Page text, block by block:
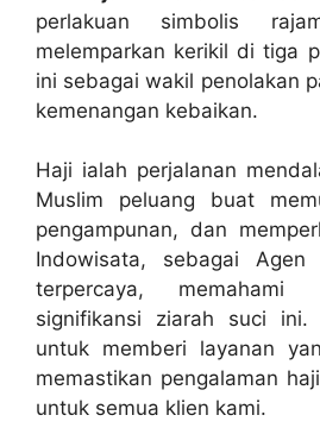
perlakuan simbolis
melemparkan kerikil di tiga
ini sebagai wakil penolakan
kemenangan kebaikan.
Haji ialah perjalanan
Muslim peluang buat
pengampunan, dan
Indowisata, sebagai
terpercaya, memahami
signifikansi ziarah suci ini.
untuk memberi layanan
memastikan pengalaman
untuk semua klien kami.